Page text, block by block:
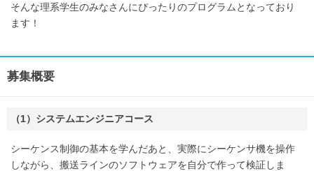
そんな理系学生のみなさんにぴったりのプログラムとなっており
ます！
募集概要
（1）システムエンジニアコース
シーケンス制御の基本を学んだあと、実際にシーケンサ機を操作
しながら、搬送ラインのソフトウェアを自分で作って検証しま